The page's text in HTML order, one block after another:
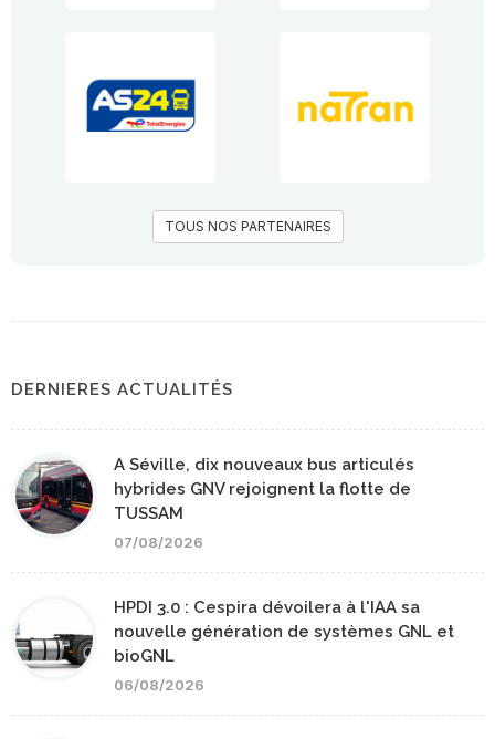
TOUS NOS PARTENAIRES
DERNIERES ACTUALITÉS
A Séville, dix nouveaux bus articulés
hybrides GNV rejoignent la flotte de
TUSSAM
07/08/2026
HPDI 3.0 : Cespira dévoilera à l'IAA sa
nouvelle génération de systèmes GNL et
bioGNL
06/08/2026